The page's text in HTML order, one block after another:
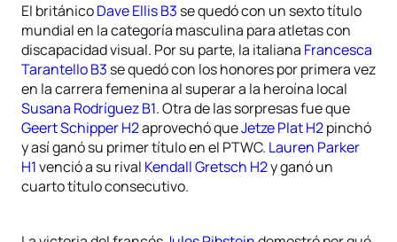
El británicoDave Ellis B3 se quedó con un sexto título
mundial en la categoría masculina para atletas con
discapacidad visual. Por su parte, la italiana Francesca
Tarantello B3 se quedó con los honores por primera vez
en la carrera femenina al superar a la heroína local
Susana Rodríguez B1. Otra de las sorpresas fue que
Geert Schipper H2aprovechó queJetze Plat H2pinchó
y así ganó su primer título en el PTWC. Lauren Parker
H1venció a su rival Kendall Gretsch H2y ganó un
cuarto título consecutivo.